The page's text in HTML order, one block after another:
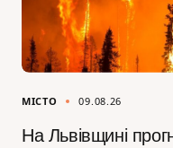
МІСТО 09.08.26
На Львівщині